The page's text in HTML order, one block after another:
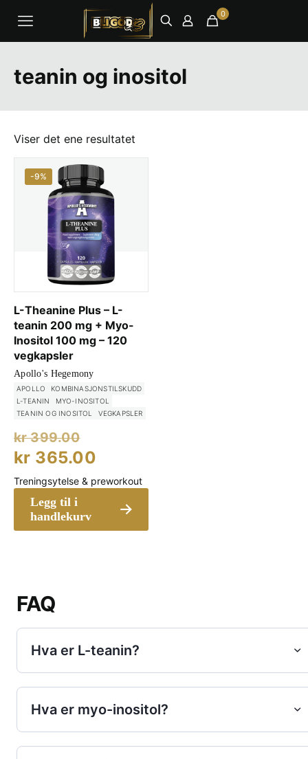
0
teanin og inositol
Viser det ene resultatet
-9%
L-Theanine Plus – L-
teanin 200 mg + Myo-
Inositol 100 mg – 120
vegkapsler
Apollo's Hegemony
APOLLO
KOMBINASJONSTILSKUDD
L-TEANIN
MYO-INOSITOL
TEANIN OG INOSITOL
VEGKAPSLER
kr399.00
pris
var:
kr 365.00
pris
kr 365.00.
Legg til i
handlekurv
Treningsytelse & preworkout
FAQ
Hva er L-teanin?
Hva er myo-inositol?